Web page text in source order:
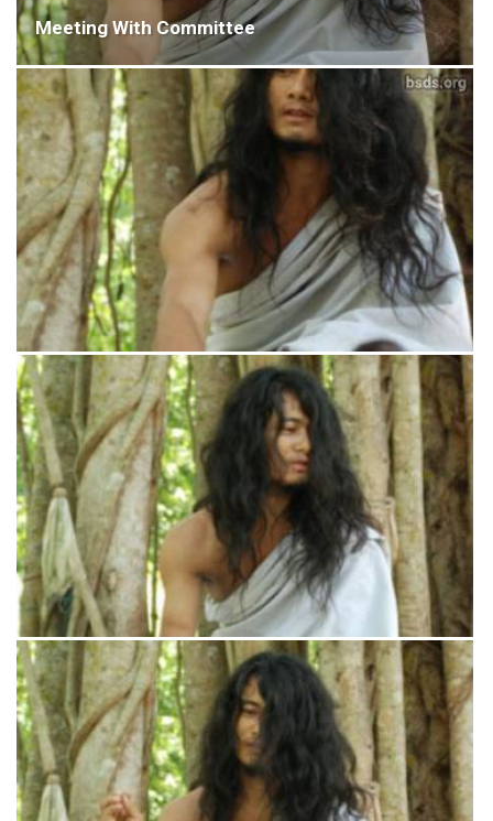
Meeting With Committee